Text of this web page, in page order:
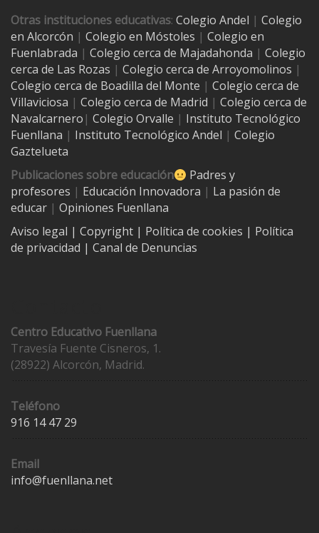
Otras instituciones educativas: Colegio Andel | Colegio
en Alcorcón | Colegio en Móstoles | Colegio en
Fuenlabrada | Colegio cerca de Majadahonda | Colegio
cerca de Las Rozas | Colegio cerca de Arroyomolinos |
Colegio cerca de Boadilla del Monte | Colegio cerca de
Villaviciosa | Colegio cerca de Madrid | Colegio cerca de
Navalcarnero | Colegio Orvalle | Instituto Tecnológico
Fuenllana | Instituto Tecnológico Andel | Colegio
Gaztelueta
Publicaciones sobre educación
Padres y
profesores | Educación Innovadora | La pasión de
educar | Opiniones Fuenllana
Aviso legal | Copyright | Política de cookies | Política
de privacidad | Canal de Denuncias
Centro Educativo Fuenllana
Travesía Fuente Cisneros, 1.
(28922) Alcorcón, Madrid.
Teléfono
916 14 47 29
Email
info@fuenllana.net